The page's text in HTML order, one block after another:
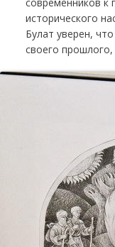
исторического
Булат уверен,
своего